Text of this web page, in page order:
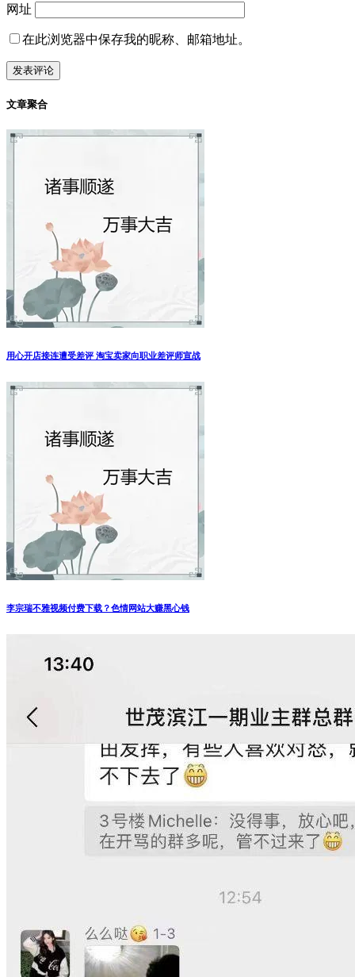
网址
在此浏览器中保存我的昵称、邮箱地址。
文章聚合
用心开店接连遭受差评 淘宝卖家向职业差评师宣战
李宗瑞不雅视频付费下载？色情网站大赚黑心钱